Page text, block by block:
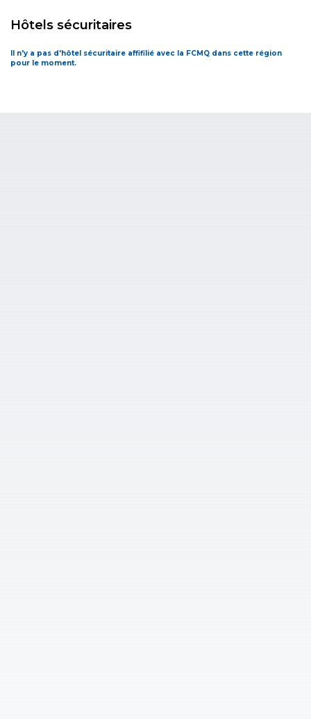
Hôtels sécuritaires
Il n'y a pas d'hôtel sécuritaire affifilié avec la FCMQ dans cette région
pour le moment.